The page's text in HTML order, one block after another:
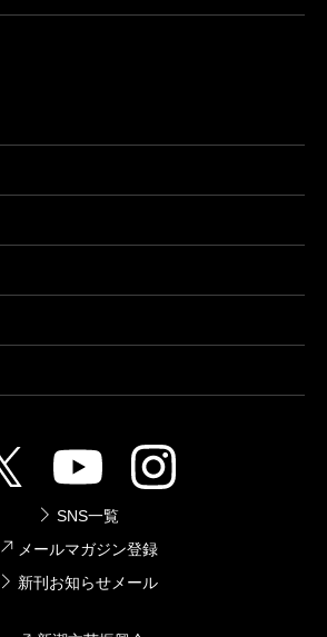
SNS一覧
メールマガジン登録
新刊お知らせメール